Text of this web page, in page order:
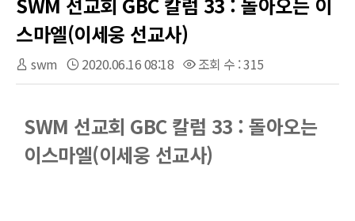
스마엘(이세웅 선교사)
swm 2020.06.16 08:18 조회 수 : 315
SWM 선교회 GBC 칼럼 33 : 돌아오는
이스마엘(이세웅 선교사)